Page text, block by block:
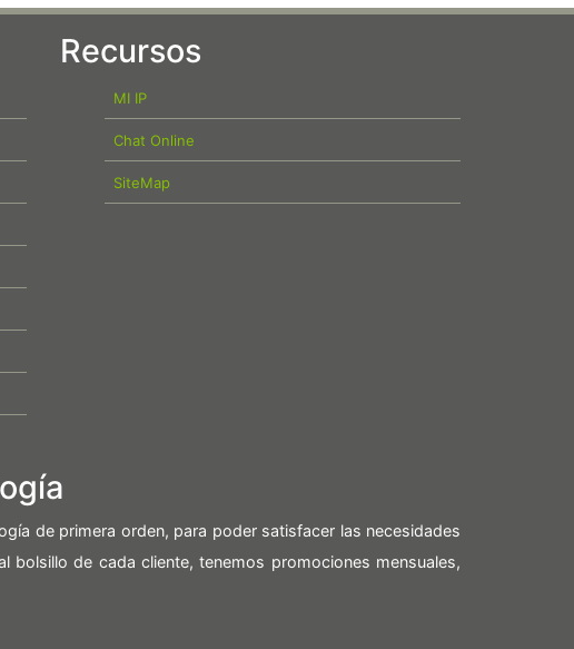
Recursos
MI IP
Chat Online
SiteMap
de primera orden, para poder satisfacer las necesidades
de cada cliente, tenemos promociones mensuales,